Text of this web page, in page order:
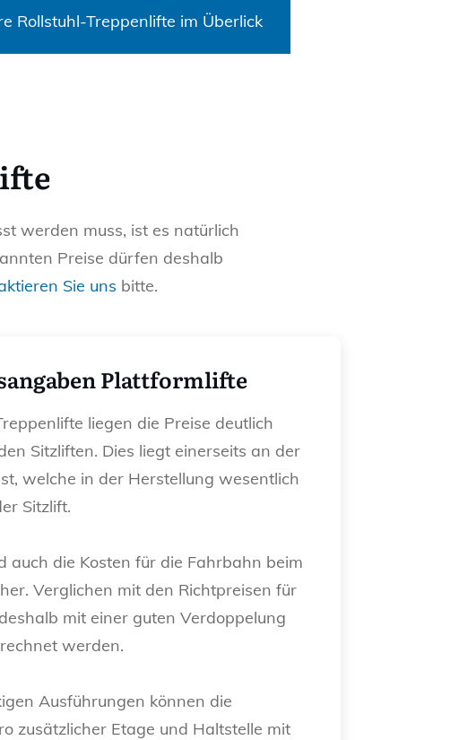
Rollstuhl-Treppenlifte im Überlick
werden muss, ist es natürlich
Preise dürfen deshalb
Sie uns bitte.
Plattformlifte
liegen die Preise deutlich
Sitzliften. Dies liegt einerseits an der
welche in der Herstellung wesentlich
Sitzlift.
auch die Kosten für die Fahrbahn beim
Verglichen mit den Richtpreisen für
mit einer guten Verdoppelung
werden.
Ausführungen können die
zusätzlicher Etage und Haltstelle mit